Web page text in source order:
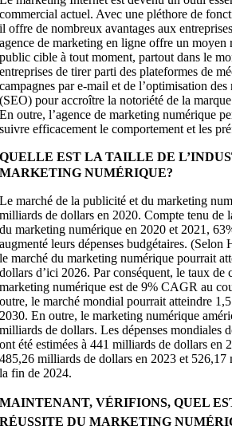
commercial actuel. Avec une pléthore de
il offre de nombreux avantages aux
agence de marketing en ligne offre un moyen
public cible à tout moment, partout dans le
entreprises de tirer parti des plateformes de
campagnes par e-mail et de l’optimisation des
(SEO) pour accroître la notoriété de la
En outre, l’agence de marketing numérique
suivre efficacement le comportement et les
QUELLE EST LA TAILLE DE
MARKETING NUMÉRIQUE?
Le marché de la publicité et du marketing
milliards de dollars en 2020. Compte tenu de
du marketing numérique en 2020 et 2021,
augmenté leurs dépenses budgétaires. (Selon
le marché du marketing numérique pourrait
dollars d’ici 2026. Par conséquent, le taux de
marketing numérique est de 9% CAGR au
outre, le marché mondial pourrait atteindre
2030. En outre, le marketing numérique
milliards de dollars. Les dépenses mondiales
ont été estimées à 441 milliards de dollars en
485,26 milliards de dollars en 2023 et 526,17
la fin de 2024.
MAINTENANT, VÉRIFIONS, QUEL
RÉUSSITE DU MARKETING